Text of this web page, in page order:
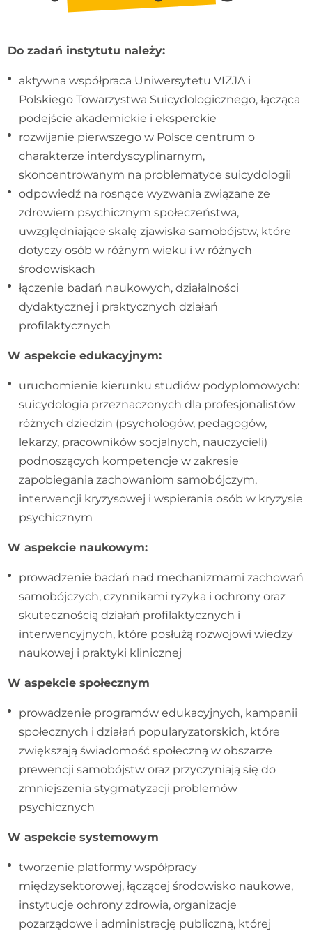
Do zadań instytutu należy:
aktywna współpraca Uniwersytetu VIZJA i
Polskiego Towarzystwa Suicydologicznego, łącząca
podejście akademickie i eksperckie
rozwijanie pierwszego w Polsce centrum o
charakterze interdyscyplinarnym,
skoncentrowanym na problematyce suicydologii
odpowiedź na rosnące wyzwania związane ze
zdrowiem psychicznym społeczeństwa,
uwzględniające skalę zjawiska samobójstw, które
dotyczy osób w różnym wieku i w różnych
środowiskach
łączenie badań naukowych, działalności
dydaktycznej i praktycznych działań
profilaktycznych
W aspekcie edukacyjnym:
uruchomienie kierunku studiów podyplomowych:
suicydologia przeznaczonych dla profesjonalistów
różnych dziedzin (psychologów, pedagogów,
lekarzy, pracowników socjalnych, nauczycieli)
podnoszących kompetencje w zakresie
zapobiegania zachowaniom samobójczym,
interwencji kryzysowej i wspierania osób w kryzysie
psychicznym
W aspekcie naukowym:
prowadzenie badań nad mechanizmami zachowań
samobójczych, czynnikami ryzyka i ochrony oraz
skutecznością działań profilaktycznych i
interwencyjnych, które posłużą rozwojowi wiedzy
naukowej i praktyki klinicznej
W aspekcie społecznym
prowadzenie programów edukacyjnych, kampanii
społecznych i działań popularyzatorskich, które
zwiększają świadomość społeczną w obszarze
prewencji samobójstw oraz przyczyniają się do
zmniejszenia stygmatyzacji problemów
psychicznych
W aspekcie systemowym
tworzenie platformy współpracy
międzysektorowej, łączącej środowisko naukowe,
instytucje ochrony zdrowia, organizacje
pozarządowe i administrację publiczną, której